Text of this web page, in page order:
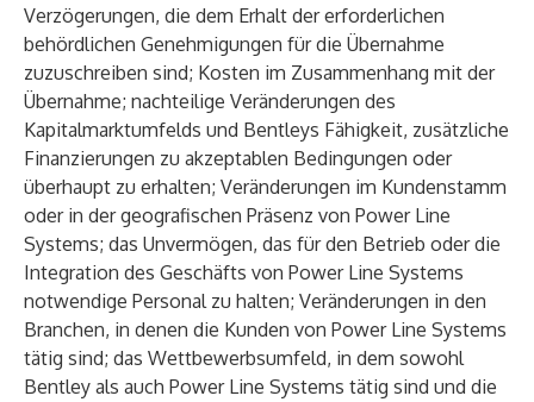
Verzögerungen, die dem Erhalt der erforderlichen
behördlichen Genehmigungen für die Übernahme
zuzuschreiben sind; Kosten im Zusammenhang mit der
Übernahme; nachteilige Veränderungen des
Kapitalmarktumfelds und Bentleys Fähigkeit, zusätzliche
Finanzierungen zu akzeptablen Bedingungen oder
überhaupt zu erhalten; Veränderungen im Kundenstamm
oder in der geografischen Präsenz von Power Line
Systems; das Unvermögen, das für den Betrieb oder die
Integration des Geschäfts von Power Line Systems
notwendige Personal zu halten; Veränderungen in den
Branchen, in denen die Kunden von Power Line Systems
tätig sind; das Wettbewerbsumfeld, in dem sowohl
Bentley als auch Power Line Systems tätig sind und die